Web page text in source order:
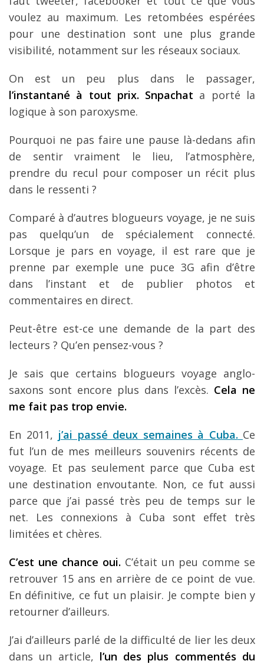
voulez au maximum. Les retombées espérées
pour une destination sont une plus grande
visibilité, notamment sur les réseaux sociaux.
On est un peu plus dans le passager,
l’instantané à tout prix. Snpachat a porté la
logique à son paroxysme.
Pourquoi ne pas faire une pause là-dedans afin
de sentir vraiment le lieu, l’atmosphère,
prendre du recul pour composer un récit plus
dans le ressenti ?
Comparé à d’autres blogueurs voyage, je ne suis
pas quelqu’un de spécialement connecté.
Lorsque je pars en voyage, il est rare que je
prenne par exemple une puce 3G afin d’être
dans l’instant et de publier photos et
commentaires en direct.
Peut-être est-ce une demande de la part des
lecteurs ? Qu’en pensez-vous ?
Je sais que certains blogueurs voyage anglo-
saxons sont encore plus dans l’excès. Cela ne
me fait pas trop envie.
En 2011, j’ai passé deux semaines à Cuba. Ce
fut l’un de mes meilleurs souvenirs récents de
voyage. Et pas seulement parce que Cuba est
une destination envoutante. Non, ce fut aussi
parce que j’ai passé très peu de temps sur le
net. Les connexions à Cuba sont effet très
limitées et chères.
C’est une chance oui. C’était un peu comme se
retrouver 15 ans en arrière de ce point de vue.
En définitive, ce fut un plaisir. Je compte bien y
retourner d’ailleurs.
J’ai d’ailleurs parlé de la difficulté de lier les deux
dans un article, l’un des plus commentés du